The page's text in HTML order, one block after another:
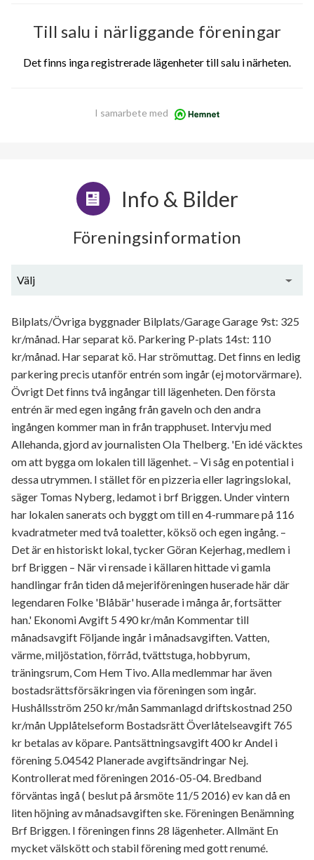
Till salu i närliggande föreningar
Det finns inga registrerade lägenheter till salu i närheten.
I samarbete med
Info & Bilder
Föreningsinformation
Välj
Bilplats/Övriga byggnader Bilplats/Garage Garage 9st: 325
kr/månad. Har separat kö. Parkering P-plats 14st: 110
kr/månad. Har separat kö. Har strömuttag. Det finns en ledig
parkering precis utanför entrén som ingår (ej motorvärmare).
Övrigt Det finns två ingångar till lägenheten. Den första
entrén är med egen ingång från gaveln och den andra
ingången kommer man in från trapphuset. Intervju med
Allehanda, gjord av journalisten Ola Thelberg. 'En idé väcktes
om att bygga om lokalen till lägenhet. – Vi såg en potential i
dessa utrymmen. I stället för en pizzeria eller lagringslokal,
säger Tomas Nyberg, ledamot i brf Briggen. Under vintern
har lokalen sanerats och byggt om till en 4-rummare på 116
kvadratmeter med två toaletter, köksö och egen ingång. –
Det är en historiskt lokal, tycker Göran Kejerhag, medlem i
brf Briggen – När vi rensade i källaren hittade vi gamla
handlingar från tiden då mejeriföreningen huserade här där
legendaren Folke 'Blåbär' huserade i många år, fortsätter
han.' Ekonomi Avgift 5 490 kr/mån Kommentar till
månadsavgift Följande ingår i månadsavgiften. Vatten,
värme, miljöstation, förråd, tvättstuga, hobbyrum,
träningsrum, Com Hem Tivo. Alla medlemmar har även
bostadsrättsförsäkringen via föreningen som ingår.
Hushållsström 250 kr/mån Sammanlagd driftskostnad 250
kr/mån Upplåtelseform Bostadsrätt Överlåtelseavgift 765
kr betalas av köpare. Pantsättningsavgift 400 kr Andel i
förening 5.04542 Planerade avgiftsändringar Nej.
Kontrollerat med föreningen 2016-05-04. Bredband
förväntas ingå ( beslut på årsmöte 11/5 2016) ev kan då en
liten höjning av månadsavgiften ske. Föreningen Benämning
Brf Briggen. I föreningen finns 28 lägenheter. Allmänt En
mycket välskött och stabil förening med gott renumé.